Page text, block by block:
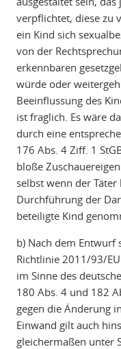
verpflichtet, diese zu
ein Kind sich
von der
erkennbaren
würde oder
Beeinflussung des
ist fraglich. Es wäre
durch eine
176 Abs. 4 Ziff. 1
bloße
selbst wenn der
Durchführung der
beteiligte Kind
b) Nach dem
Richtlinie 2011/93/
im Sinne des
180 Abs. 4 und 182
gegen die Änderung
Einwand gilt auch
gleichermaßen unter